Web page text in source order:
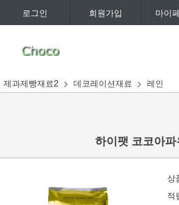
로그인 회원가입 마이
제과제빵재료2 데코레이션재료 레인
하이팻 코코아
상
적